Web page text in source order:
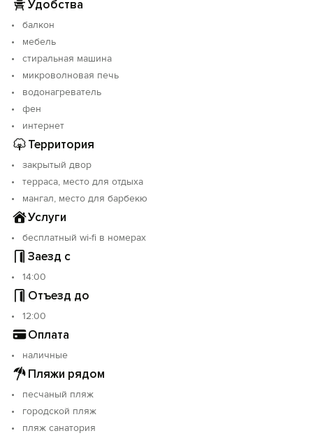
Удобства
балкон
мебель
стиральная машина
микроволновая печь
водонагреватель
фен
интернет
Территория
закрытый двор
терраса, место для отдыха
мангал, место для барбекю
Услуги
бесплатный wi-fi в номерах
Заезд с
14:00
Отъезд до
12:00
Оплата
наличные
Пляжи рядом
песчаный пляж
городской пляж
пляж санатория